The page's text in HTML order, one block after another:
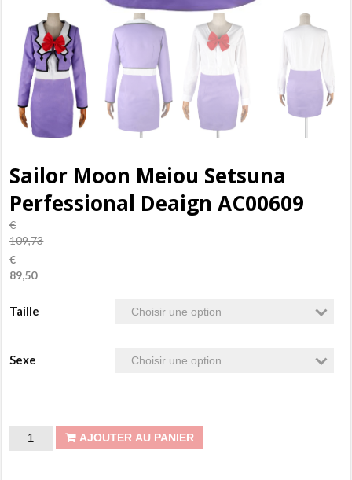
Sailor Moon Meiou Setsuna
Perfessional Deaign AC00609
€
109,73
€
89,50
Taille
Sexe
quantité
AJOUTER AU PANIER